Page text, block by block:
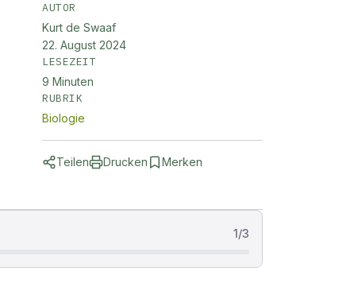
AUTOR
Kurt de Swaaf
22. August 2024
LESEZEIT
9 Minuten
RUBRIK
Biologie
Teilen Drucken Merken
1/3